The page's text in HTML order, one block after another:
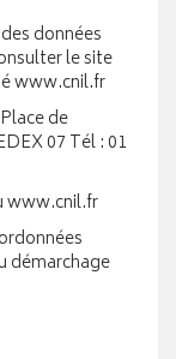
données
le site
www.cnil.fr
de
07 Tél : 01
www.cnil.fr
démarchage